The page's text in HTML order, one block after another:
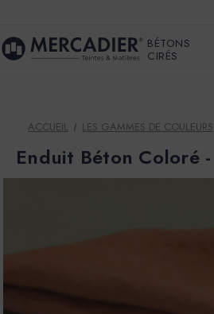
BÉTONS
CIRÉS
ACCUEIL LES GAMMES DE COULEURS
Enduit Béton Coloré